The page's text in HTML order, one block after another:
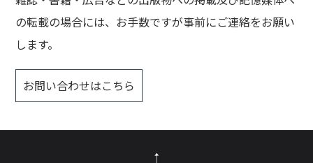
の転載の場合には、お手数ですが事前にご連絡をお願い
します。
お問い合わせはこちら